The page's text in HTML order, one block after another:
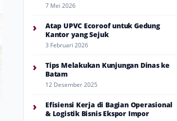
7 Mei 2026
›
Atap UPVC Ecoroof untuk Gedung
Kantor yang Sejuk
3 Februari 2026
›
Tips Melakukan Kunjungan Dinas ke
Batam
12 Desember 2025
›
Efisiensi Kerja di Bagian Operasional
& Logistik Bisnis Ekspor Impor